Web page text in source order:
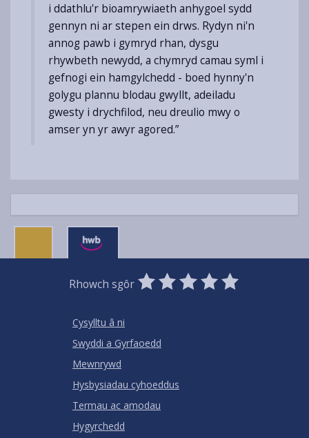
i ddathlu'r bioamrywiaeth anhygoel sydd
gennyn ni ar stepen ein drws. Rydyn ni'n
annog pawb i gymryd rhan, dysgu
rhywbeth newydd, a chymryd camau syml i
gefnogi ein hamgylchedd - boed hynny'n
golygu plannu blodau gwyllt, adeiladu
gwesty i drychfilod, neu dreulio mwy o
amser yn yr awyr agored.”
Rhowch sgôr
0
Stars
1
Star
2
Stars
3
Stars
4
Stars
5
Stars
Cysylltu â ni
Swyddi a Gyrfaoedd
Mewnrywd
Hysbysiadau cyhoeddus
Termau ac amodau
Hygyrchedd